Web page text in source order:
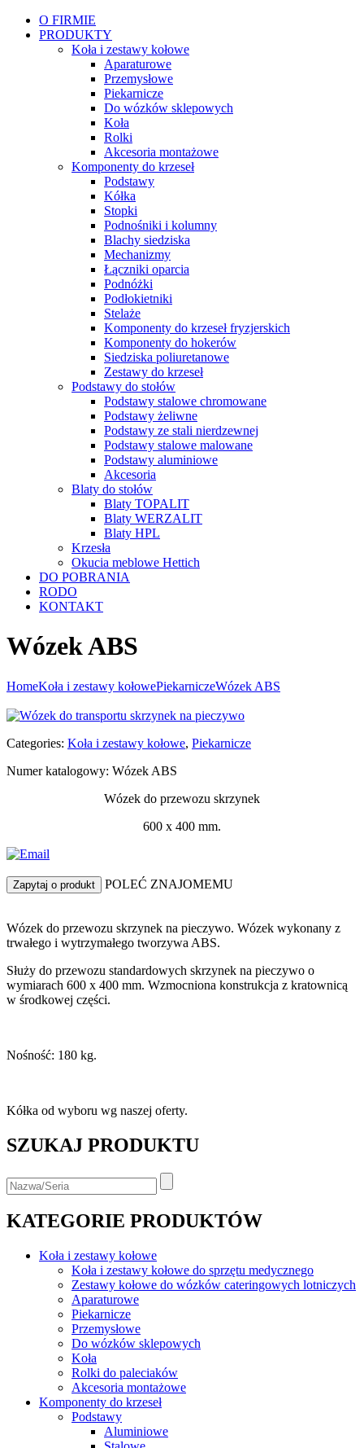
O FIRMIE
PRODUKTY
Koła i zestawy kołowe
Aparaturowe
Przemysłowe
Piekarnicze
Do wózków sklepowych
Koła
Rolki
Akcesoria montażowe
Komponenty do krzeseł
Podstawy
Kółka
Stopki
Podnośniki i kolumny
Blachy siedziska
Mechanizmy
Łączniki oparcia
Podnóżki
Podłokietniki
Stelaże
Komponenty do krzeseł fryzjerskich
Komponenty do hokerów
Siedziska poliuretanowe
Zestawy do krzeseł
Podstawy do stołów
Podstawy stalowe chromowane
Podstawy żeliwne
Podstawy ze stali nierdzewnej
Podstawy stalowe malowane
Podstawy aluminiowe
Akcesoria
Blaty do stołów
Blaty TOPALIT
Blaty WERZALIT
Blaty HPL
Krzesła
Okucia meblowe Hettich
DO POBRANIA
RODO
KONTAKT
Wózek ABS
HomeKoła i zestawy kołowePiekarniczeWózek ABS
Categories: Koła i zestawy kołowe, Piekarnicze
Numer katalogowy: Wózek ABS
Wózek do przewozu skrzynek
600 x 400 mm.
Zapytaj o produkt POLEĆ ZNAJOMEMU
Wózek do przewozu skrzynek na pieczywo. Wózek wykonany z
trwałego i wytrzymałego tworzywa ABS.
Służy do przewozu standardowych skrzynek na pieczywo o
wymiarach 600 x 400 mm. Wzmocniona konstrukcja z kratownicą
w środkowej części.
Nośność: 180 kg.
Kółka od wyboru wg naszej oferty.
SZUKAJ PRODUKTU
KATEGORIE PRODUKTÓW
Koła i zestawy kołowe
Koła i zestawy kołowe do sprzętu medycznego
Zestawy kołowe do wózków cateringowych lotniczych
Aparaturowe
Piekarnicze
Przemysłowe
Do wózków sklepowych
Koła
Rolki do paleciaków
Akcesoria montażowe
Komponenty do krzeseł
Podstawy
Aluminiowe